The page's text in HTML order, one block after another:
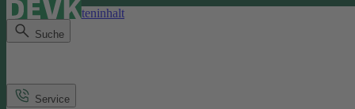
Direkt zum Seiteninhalt
Suche
Service